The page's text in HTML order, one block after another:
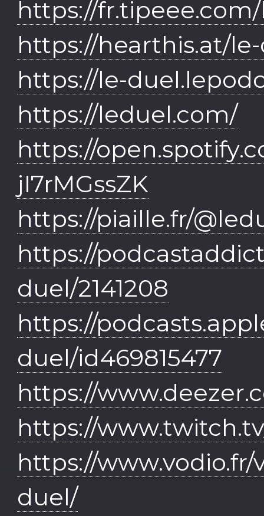
https://
https://hearthis.at/
https://le-
https://leduel.com/
https://
jI7rMGssZK
https://piaille.fr/
https://
duel/2141208
https://
duel/id469815477
https://
https://
https://
duel/